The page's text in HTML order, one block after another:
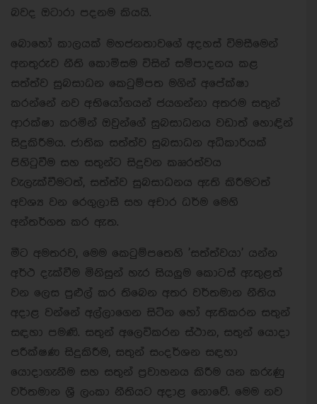
බවද ඔටාරා පදනම කියයි.
බොහෝ කාලයක් මහජනතාවගේ අදහස් විමසීමෙන්
අනතුරුව නීති කොමිසම විසින් සම්පාදනය කළ
සත්ත්ව සුබසාධන කෙටුම්පත මගින් අපේක්ෂා
කරන්නේ නව අභියෝගයන් ජයගන්නා අතරම සතුන්
ආරක්ෂා කරමින් ඔවුන්ගේ සුබසාධනය වඩාත් හොඳින්
සිදුකිරීමය. ජාතික සත්ත්ව සුබසාධන අධිකාරියක්
පිහිටුවීම සහ සතුන්ට සිදුවන කෲරත්වය
වැලැක්වීමටත්, සත්ත්ව සුබසාධනය ඇති කිරීමටත්
අවශ්‍ය වන රෙගුලාසි සහ අචාර ධර්ම මෙහි
අන්තර්ගත කර ඇත.
මීට අමතරව, මෙම කෙටුම්පතෙහි 'සත්ත්වයා' යන්න
අර්ථ දැක්වීම මිනිසුන් හැර සියලුම කොටස් ඇතුළත්
වන ලෙස පුළුල් කර තිබෙන අතර වර්තමාන නීතිය
අදාළ වන්නේ අල්ලාගෙන සිටින හෝ ඇතිකරන සතුන්
සඳහා පමණි. සතුන් අලෙවිකරන ස්ථාන, සතුන් යොදා
පරීක්ෂණ සිදුකිරීම, සතුන් සංදර්ශන සඳහා
යොදාගැනීම සහ සතුන් ප්‍රවාහනය කිරීම යන කරුණු
වර්තමාන ශ‍්‍රී ලංකා නීතියට අදාළ නොවේ. මෙම නව